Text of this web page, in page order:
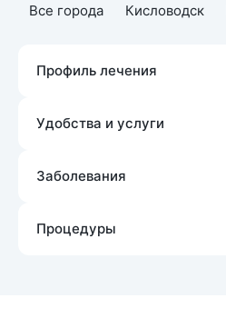
Все города Кисловодск
Профиль лечения
Удобства и услуги
Заболевания
Процедуры